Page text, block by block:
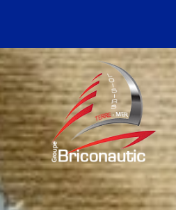
Aller
au
contenu